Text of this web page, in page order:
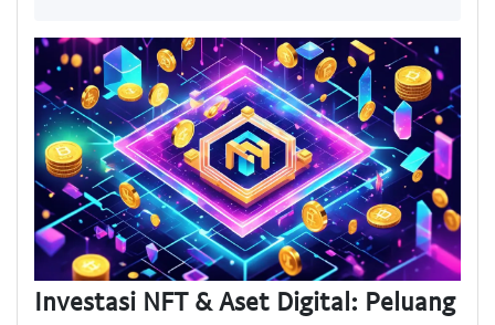
Investasi NFT & Aset Digital: Peluang